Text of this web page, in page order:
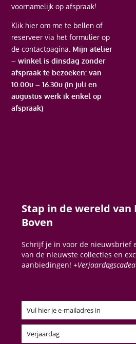
voornamelijk op afspraak!
Klik hier om me te bellen of
reserveer via het formulier op
de contactpagina. Mijn atelier
– winkel is dinsdag zonder
afspraak te bezoeken: van
10.00u – 16.30u (in juli en
augustus werk ik enkel op
afspraak)
Stap in de wereld van
Boven
Schrijf je in voor de nieuwsbrief
van de nieuwste collecties en
aanbiedingen!
Email
Vul hier je e-mailadres in
Verjaardag
Verjaardag